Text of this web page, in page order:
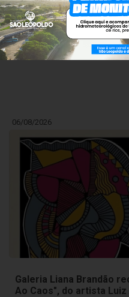
Fórum Municipal de
para fortalecer a
Tecnológica em São
06/08/2026
Galeria Liana Brandão
Ao Caos", do artista